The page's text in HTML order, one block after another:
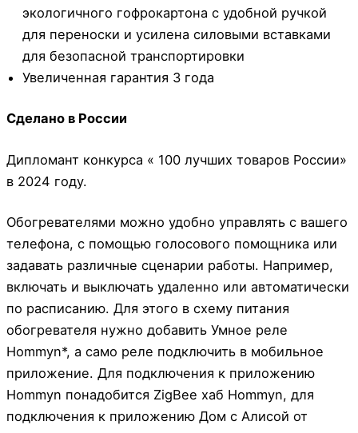
экологичного гофрокартона с удобной ручкой
для переноски и усилена силовыми вставками
для безопасной транспортировки
Увеличенная гарантия 3 года
Сделано в России
Дипломант конкурса « 100 лучших товаров России»
в 2024 году.
Обогревателями можно удобно управлять с вашего
телефона, с помощью голосового помощника или
задавать различные сценарии работы. Например,
включать и выключать удаленно или автоматически
по расписанию. Для этого в схему питания
обогревателя нужно добавить Умное реле
Hommyn*, а само реле подключить в мобильное
приложение. Для подключения к приложению
Hommyn понадобится ZigBee хаб Hommyn, для
подключения к приложению Дом с Алисой от